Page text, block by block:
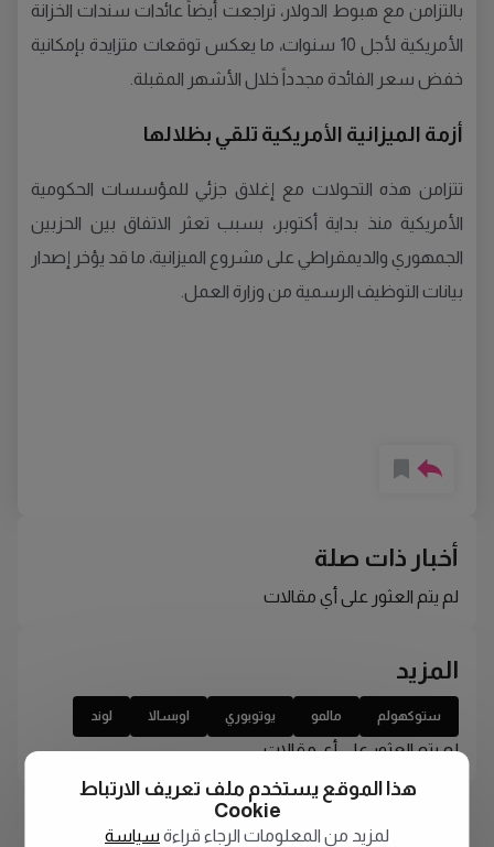
بالتزامن مع هبوط الدولار، تراجعت أيضاً عائدات سندات الخزانة
الأمريكية لأجل 10 سنوات، ما يعكس توقعات متزايدة بإمكانية
خفض سعر الفائدة مجدداً خلال الأشهر المقبلة.
أزمة الميزانية الأمريكية تلقي بظلالها
تتزامن هذه التحولات مع إغلاق جزئي للمؤسسات الحكومية
الأمريكية منذ بداية أكتوبر، بسبب تعثر الاتفاق بين الحزبين
الجمهوري والديمقراطي على مشروع الميزانية، ما قد يؤخر إصدار
بيانات التوظيف الرسمية من وزارة العمل.
أخبار ذات صلة
لم يتم العثور على أي مقالات
المزيد
ستوكهولم مالمو يوتوبوري اوبسالا لوند
لم يتم العثور على أي مقالات
هذا الموقع يستخدم ملف تعريف الارتباط
Cookie
لمزيد من المعلومات الرجاء قراءة سياسة